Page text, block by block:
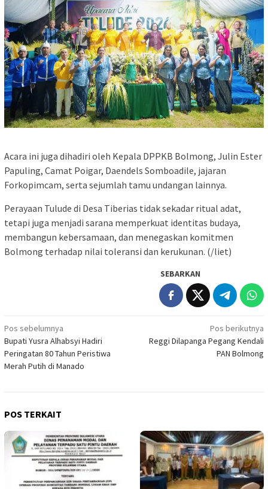
Acara ini juga dihadiri oleh Kepala DPPKB Bolmong, Julin Ester
Papuling, Camat Poigar, Daendels Somboadile, jajaran
Forkopimcam, serta sejumlah tamu undangan lainnya.
Perayaan Tulude di Desa Tiberias tidak sekadar ritual adat,
tetapi juga menjadi sarana memperkuat identitas budaya,
membangun kebersamaan, dan menegaskan komitmen
Bolmong terhadap nilai toleransi dan kerukunan. (/liet)
SEBARKAN
Navigasi
pos
Pos sebelumnya
Bupati Yusra Alhabsyi Hadiri
Peringatan 80 Tahun Peristiwa
Merah Putih di Manado
Pos berikutnya
Reggi Dilapanga Pegang Kendali
PAN Bolmong
POS TERKAIT